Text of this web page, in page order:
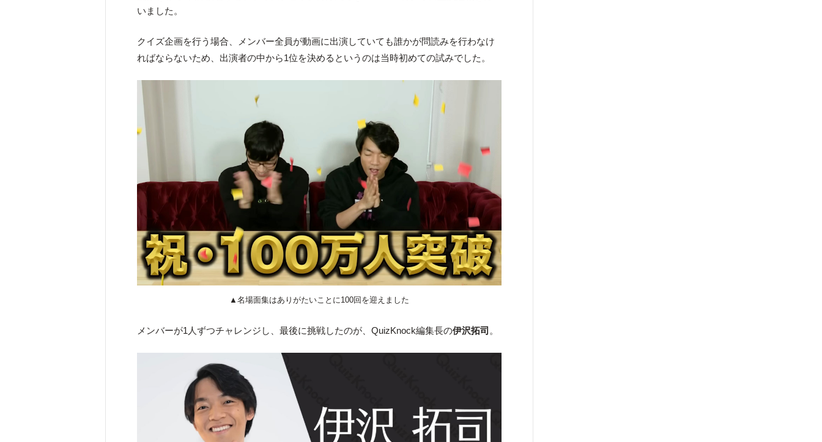
いました。
クイズ企画を行う場合、メンバー全員が動画に出演していても誰かが問読みを行わなけ
ればならないため、出演者の中から1位を決めるというのは当時初めての試みでした。
▲名場面集はありがたいことに100回を迎えました
メンバーが1人ずつチャレンジし、最後に挑戦したのが、QuizKnock編集長の伊沢拓司 。